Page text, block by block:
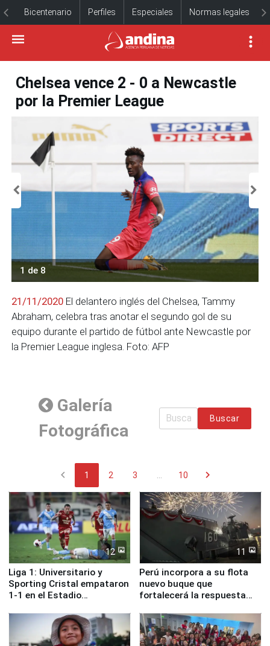
Bicentenario Perfiles Especiales Normas legales
Chelsea vence 2 - 0 a Newcastle
por la Premier League
1 de 8
21/11/2020 El delantero inglés del Chelsea, Tammy
Abraham, celebra tras anotar el segundo gol de su
equipo durante el partido de fútbol ante Newcastle por
la Premier League inglesa. Foto: AFP
Galería
Fotográfica
Buscar
chevron_left 1 2 3 10 chevron_right
12
Liga 1: Universitario y
Sporting Cristal empataron
1-1 en el Estadio
11
Perú incorpora a su flota
nuevo buque que
fortalecerá la respuesta